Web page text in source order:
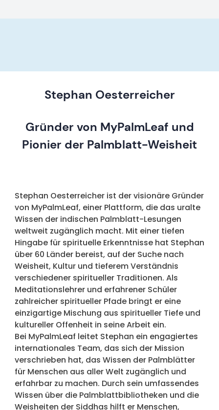
Stephan Oesterreicher
Gründer von MyPalmLeaf und
Pionier der Palmblatt-Weisheit
Stephan Oesterreicher ist der visionäre Gründer
von MyPalmLeaf, einer Plattform, die das uralte
Wissen der indischen Palmblatt-Lesungen
weltweit zugänglich macht. Mit einer tiefen
Hingabe für spirituelle Erkenntnisse hat Stephan
über 60 Länder bereist, auf der Suche nach
Weisheit, Kultur und tieferem Verständnis
verschiedener spiritueller Traditionen. Als
Meditationslehrer und erfahrener Schüler
zahlreicher spiritueller Pfade bringt er eine
einzigartige Mischung aus spiritueller Tiefe und
kultureller Offenheit in seine Arbeit ein.
Bei MyPalmLeaf leitet Stephan ein engagiertes
internationales Team, das sich der Mission
verschrieben hat, das Wissen der Palmblätter
für Menschen aus aller Welt zugänglich und
erfahrbar zu machen. Durch sein umfassendes
Wissen über die Palmblattbibliotheken und die
Weisheiten der Siddhas hilft er Menschen,